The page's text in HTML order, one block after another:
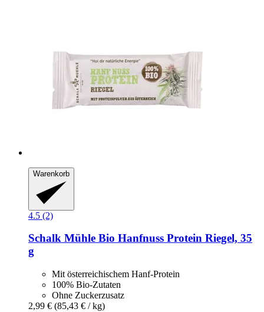
Warenkorb
4.5 (2)
Schalk Mühle Bio Hanfnuss Protein Riegel, 35
g
Mit österreichischem Hanf-Protein
100% Bio-Zutaten
Ohne Zuckerzusatz
2,99 € (85,43 € / kg)